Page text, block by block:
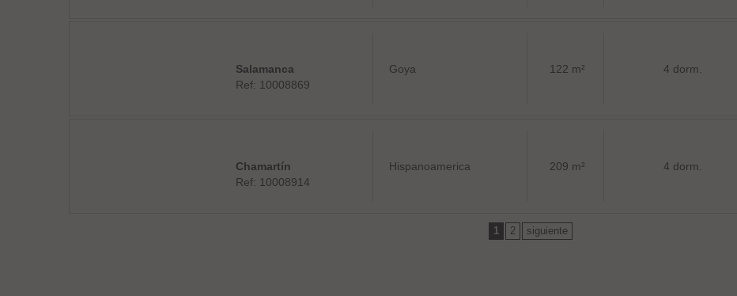
Salamanca
Ref: 10008869
Goya 122 m² 4 dorm.
Chamartín
Ref: 10008914
Hispanoamerica 209 m² 4 dorm.
1 2 siguiente